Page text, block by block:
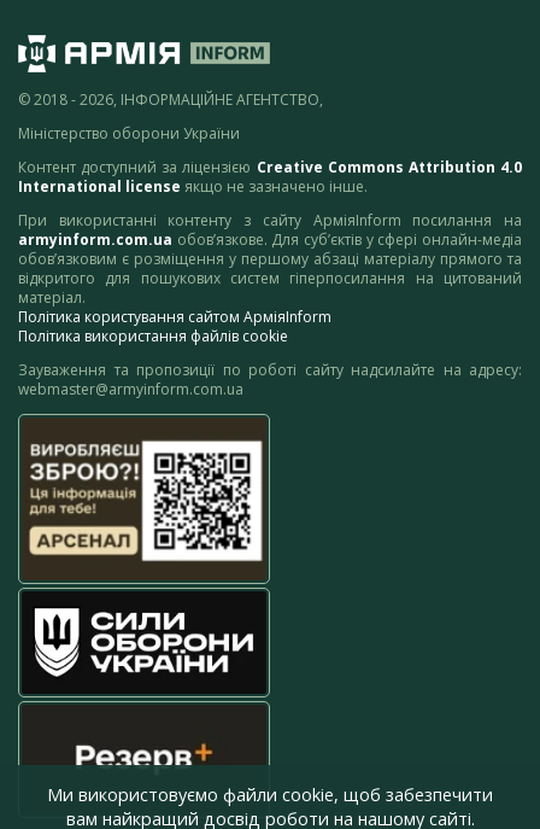
© 2018 - 2026, ІНФОРМАЦІЙНЕ АГЕНТСТВО,
Міністерство оборони України
Контент доступний за ліцензією Creative Commons Attribution 4.0
International license якщо не зазначено інше.
При використанні контенту з сайту АрміяInform посилання на
armyinform.com.ua обов’язкове. Для суб’єктів у сфері онлайн-медіа
обов’язковим є розміщення у першому абзаці матеріалу прямого та
відкритого для пошукових систем гіперпосилання на цитований
матеріал.
Політика користування сайтом АрміяInform
Політика використання файлів cookie
Зауваження та пропозиції по роботі сайту надсилайте на адресу:
webmaster@armyinform.com.ua
Ми використовуємо файли cookie, щоб забезпечити
вам найкращий досвід роботи на нашому сайті.